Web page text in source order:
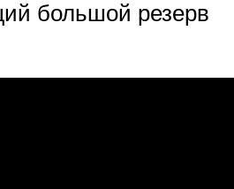
большой резерв